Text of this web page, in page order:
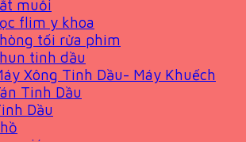
muỗi
flim y khoa
tối rửa phim
tinh dầu
Xông Tinh Dầu- Máy Khuếch
Tinh Dầu
Dầu